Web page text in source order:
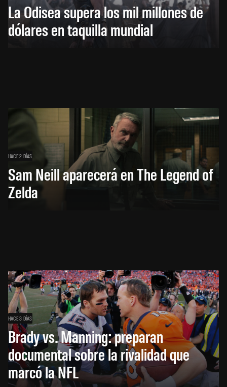
La Odisea supera los mil millones de
dólares en taquilla mundial
HACE 2 DÍAS
Sam Neill aparecerá en The Legend of
Zelda
HACE 3 DÍAS
Brady vs. Manning: preparan
documental sobre la rivalidad que
marcó la NFL